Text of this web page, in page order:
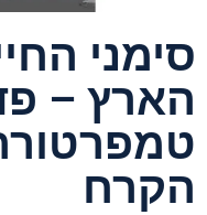
סימני
הארץ –
הקרח